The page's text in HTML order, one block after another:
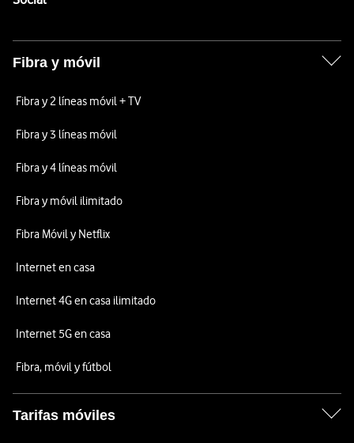
Fibra y móvil
Fibra y 2 líneas móvil + TV
Fibra y 3 líneas móvil
Fibra y 4 líneas móvil
Fibra y móvil ilimitado
Fibra Móvil y Netflix
Internet en casa
Internet 4G en casa ilimitado
Internet 5G en casa
Fibra, móvil y fútbol
Tarifas móviles